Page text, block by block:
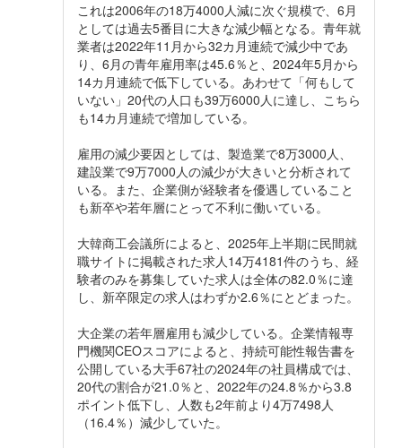
これは2006年の18万4000人減に次ぐ規模で、6月
としては過去5番目に大きな減少幅となる。青年就
業者は2022年11月から32カ月連続で減少中であ
り、6月の青年雇用率は45.6％と、2024年5月から
14カ月連続で低下している。あわせて「何もして
いない」20代の人口も39万6000人に達し、こちら
も14カ月連続で増加している。
雇用の減少要因としては、製造業で8万3000人、
建設業で9万7000人の減少が大きいと分析されて
いる。また、企業側が経験者を優遇していること
も新卒や若年層にとって不利に働いている。
大韓商工会議所によると、2025年上半期に民間就
職サイトに掲載された求人14万4181件のうち、経
験者のみを募集していた求人は全体の82.0％に達
し、新卒限定の求人はわずか2.6％にとどまった。
大企業の若年層雇用も減少している。企業情報専
門機関CEOスコアによると、持続可能性報告書を
公開している大手67社の2024年の社員構成では、
20代の割合が21.0％と、2022年の24.8％から3.8
ポイント低下し、人数も2年前より4万7498人
（16.4％）減少していた。